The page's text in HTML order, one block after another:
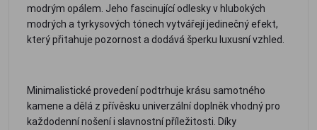
modrým opálem. Jeho fascinující odlesky v hlubokých
modrých a tyrkysových tónech vytvářejí jedinečný efekt,
který přitahuje pozornost a dodává šperku luxusní vzhled.
Minimalistické provedení podtrhuje krásu samotného
kamene a dělá z přívěsku univerzální doplněk vhodný pro
každodenní nošení i slavnostní příležitosti. Díky